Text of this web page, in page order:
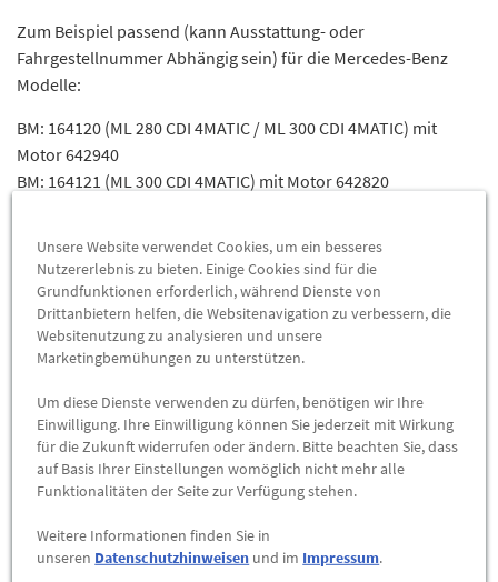
Zum Beispiel passend (kann Ausstattung- oder
Fahrgestellnummer Abhängig sein) für die Mercedes-Benz
Modelle:
BM: 164120 (ML 280 CDI 4MATIC / ML 300 CDI 4MATIC) mit
Motor 642940
BM: 164121 (ML 300 CDI 4MATIC) mit Motor 642820
BM: 164124 (ML 350 BlueTEC 4MATIC) mit Motor 642820
BM: 164125 (ML 320 CDI 4MATIC / ML 350 CDI 4MATIC) mit
Motor 642820
BM: 164822 (GL 320/350 CDI 4MATIC) mit Motor 642940
BM: 164823 (GL 350 CDI 4MATIC) mit Motor 642822
BM: 164824 (GL 350 BlueTEC 4MATIC) mit Motor 642820
BM: 164825 (GL 320/350 BlueTEC 4MATIC) mit Motor 642820
BM: 166023 (ML/GLE 350 CDI/D 4MATIC) mit Motor 642826
BM: 166024 (ML/GLE 350 BLUETEC/D 4MATIC) mit Motor
642826
BM: 166823 (GL 350 CDI 4MATIC Off-Roader / GLS 350 d
4MATIC) mit Motor 642826
Unsere Website verwendet Cookies, um ein besseres
Nutzererlebnis zu bieten. Einige Cookies sind für die
Grundfunktionen erforderlich, während Dienste von
Drittanbietern helfen, die Websitenavigation zu verbessern, die
Websitenutzung zu analysieren und unsere
Marketingbemühungen zu unterstützen.
Um diese Dienste verwenden zu dürfen, benötigen wir Ihre
Einwilligung. Ihre Einwilligung können Sie jederzeit mit Wirkung
für die Zukunft widerrufen oder ändern. Bitte beachten Sie, dass
auf Basis Ihrer Einstellungen womöglich nicht mehr alle
Funktionalitäten der Seite zur Verfügung stehen.
Weitere Informationen finden Sie in
unseren Datenschutzhinweisen und im Impressum.